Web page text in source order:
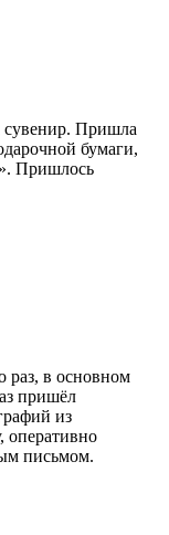
сувенир. Пришла
бумаги,
Пришлось
раз, в основном
пришёл
из
оперативно
письмом.